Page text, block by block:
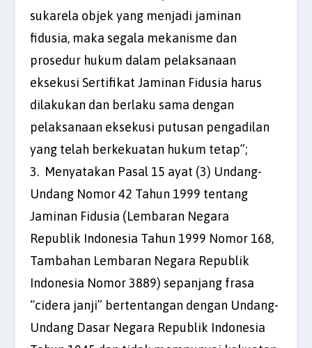
sukarela objek yang menjadi jaminan
fidusia, maka segala mekanisme dan
prosedur hukum dalam pelaksanaan
eksekusi Sertifikat Jaminan Fidusia harus
dilakukan dan berlaku sama dengan
pelaksanaan eksekusi putusan pengadilan
yang telah berkekuatan hukum tetap”;
3. Menyatakan Pasal 15 ayat (3) Undang-
Undang Nomor 42 Tahun 1999 tentang
Jaminan Fidusia (Lembaran Negara
Republik Indonesia Tahun 1999 Nomor 168,
Tambahan Lembaran Negara Republik
Indonesia Nomor 3889) sepanjang frasa
“cidera janji” bertentangan dengan Undang-
Undang Dasar Negara Republik Indonesia